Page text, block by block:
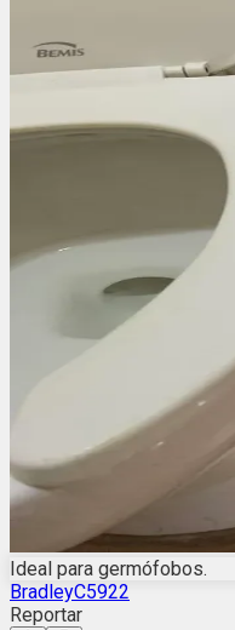
Ideal para germófobos.
BradleyC5922
Reportar